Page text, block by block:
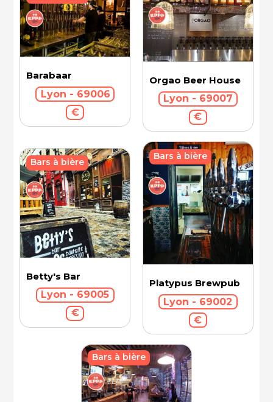
Barabaar
Lyon - 69006
€
Orgao Beer House
Lyon - 69007
€
Betty's Bar
Lyon - 69005
€
Bars à bière
Platypus Brewpub
Lyon - 69002
€
Bars à bière
Bars à bière